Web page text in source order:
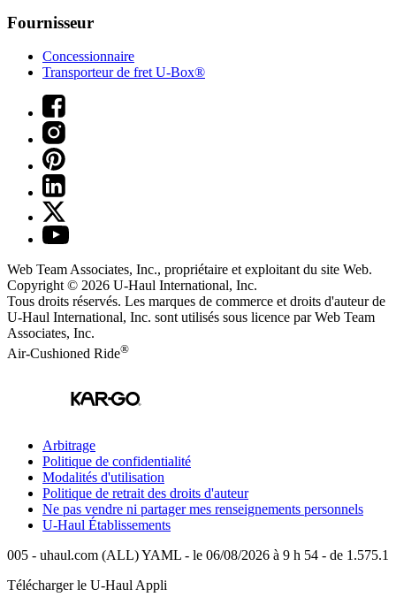
Fournisseur
Concessionnaire
Transporteur de fret U-Box®
Web Team Associates, Inc., propriétaire et exploitant du site Web.
Copyright © 2026 U-Haul International, Inc.
Tous droits réservés. Les marques de commerce et droits d'auteur de
U-Haul International, Inc. sont utilisés sous licence par Web Team
Associates, Inc.
Air-Cushioned Ride®
Arbitrage
Politique de confidentialité
Modalités d'utilisation
Politique de retrait des droits d'auteur
Ne pas vendre ni partager mes renseignements personnels
U-Haul Établissements
005 - uhaul.com (ALL) YAML - le 06/08/2026 à 9 h 54 - de 1.575.1
Télécharger le U-Haul Appli